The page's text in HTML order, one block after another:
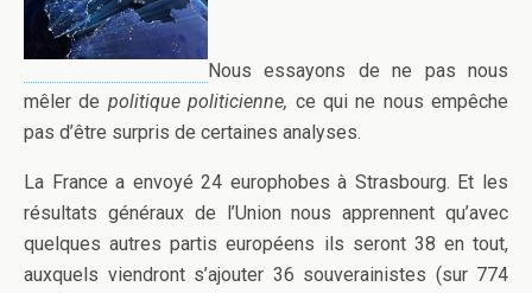
Nous essayons de ne pas nous
mêler de politique politicienne, ce qui ne nous empêche
pas d’être surpris de certaines analyses.
La France a envoyé 24 europhobes à Strasbourg. Et les
résultats généraux de l’Union nous apprennent qu’avec
quelques autres partis européens ils seront 38 en tout,
auxquels viendront s’ajouter 36 souverainistes (sur 774